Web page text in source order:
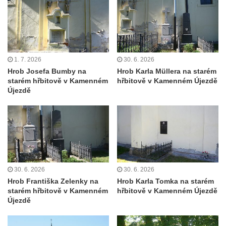
kapli Panny Marie Bolestné v Benešově
nad Ploučnicí
Pamětní deska Samuela Fullera na zámku
Kenotaf Ericha Ullmanna na hřbitově
Šumburk nad Desnou v Tanvaldu
nad Desnou v Tanvaldu
Hrob sovětských dětí na hřbitově Šumburk
nad Desnou v Tanvaldu
Pomník prvního a druhého odboje v
Tanvaldu
Kenotaf Josefa Staritze na hřbitově ve
Hrob Antona Reintsche na hřbitově ve
1. 7. 2026
Hrob Josefa Bumby na
starém hřbitově v Kamenném
Újezdě
30. 6. 2026
Hrob Karla Müllera na starém
hřbitově v Kamenném Újezdě
30. 6. 2026
Hrob Františka Zelenky na
starém hřbitově v Kamenném
Újezdě
30. 6. 2026
Hrob Karla Tomka na starém
hřbitově v Kamenném Újezdě